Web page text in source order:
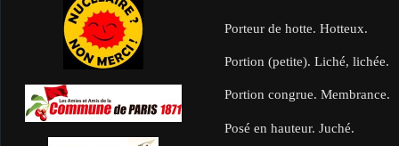
Porteur de hotte. Hotteux.
Portion (petite). Liché, lichée.
Portion congrue. Membrance.
Posé en hauteur. Juché.